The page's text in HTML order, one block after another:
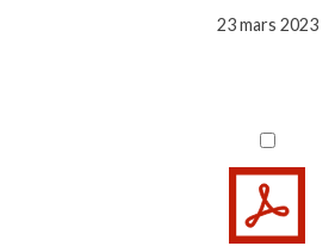
23 mars 2023